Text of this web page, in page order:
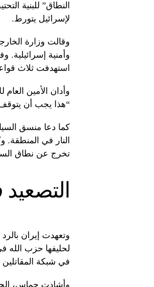
النطاق” للبنية
لإسرائيل يتورط.
وقالت وزارة
وأمنية إسرائيلية.
استهدفت ثلاث
وأدان الأمين العام
“هذا يجب أن
كما دعا منسق
تخرج عن نطاق
وتعهدت إيران
لحليفها حزب الله
في شبكة المقاتلين
وأشادت حماس،